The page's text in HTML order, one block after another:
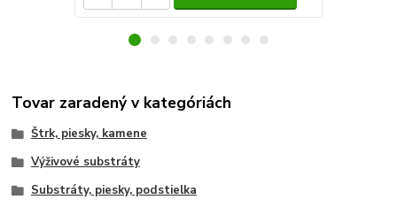
Tovar zaradený v kategóriách
Štrk, piesky, kamene
Výživové substráty
Substráty, piesky, podstielka